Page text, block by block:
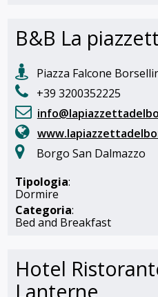
B&B La
Piazza Falcone
+39 3200352225
Borgo San Dalmazzo
Tipologia:
Dormire
Categoria:
Bed and Breakfast
Hotel
Lanterne